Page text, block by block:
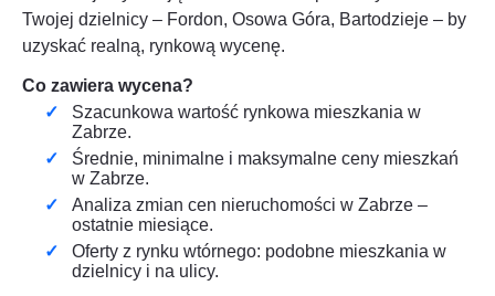
Twojej dzielnicy – Fordon, Osowa Góra, Bartodzieje – by
uzyskać realną, rynkową wycenę.
Co zawiera wycena?
Szacunkowa wartość rynkowa mieszkania w
Zabrze.
Średnie, minimalne i maksymalne ceny mieszkań
w Zabrze.
Analiza zmian cen nieruchomości w Zabrze –
ostatnie miesiące.
Oferty z rynku wtórnego: podobne mieszkania w
dzielnicy i na ulicy.